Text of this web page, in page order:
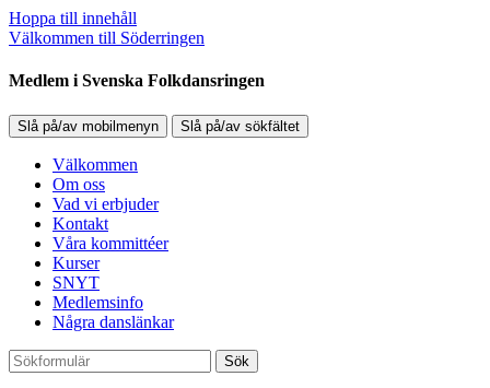
Hoppa till innehåll
Välkommen till Söderringen
Medlem i Svenska Folkdansringen
Slå på/av mobilmenyn Slå på/av sökfältet
Välkommen
Om oss
Vad vi erbjuder
Kontakt
Våra kommittéer
Kurser
SNYT
Medlemsinfo
Några danslänkar
Sök